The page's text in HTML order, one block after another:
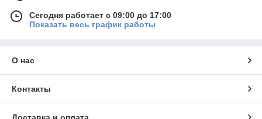
Сегодня работает с 09:00 до 17:00
Показать весь график работы
О нас
Контакты